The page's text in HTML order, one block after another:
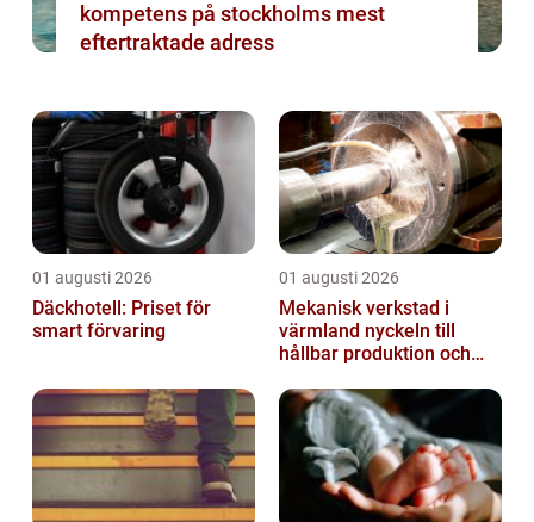
kompetens på stockholms mest
eftertraktade adress
01 augusti 2026
Däckhotell: Priset för
smart förvaring
01 augusti 2026
Mekanisk verkstad i
värmland nyckeln till
hållbar produktion och